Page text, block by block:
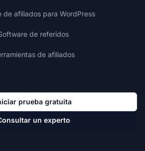
de afiliados para WordPress
de referidos
de afiliados
prueba gratuita
un experto